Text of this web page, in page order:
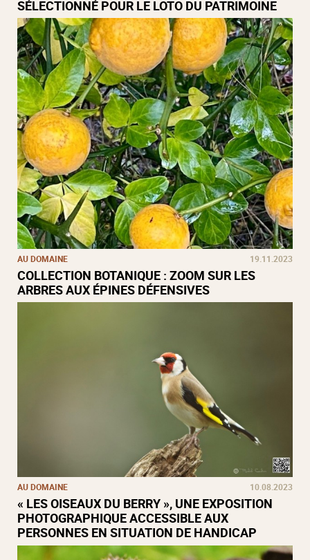
SÉLECTIONNÉ POUR LE LOTO DU PATRIMOINE
AU DOMAINE 19.11.2023
COLLECTION BOTANIQUE : ZOOM SUR LES
ARBRES AUX ÉPINES DÉFENSIVES
AU DOMAINE 10.08.2023
« LES OISEAUX DU BERRY », UNE EXPOSITION
PHOTOGRAPHIQUE ACCESSIBLE AUX
PERSONNES EN SITUATION DE HANDICAP